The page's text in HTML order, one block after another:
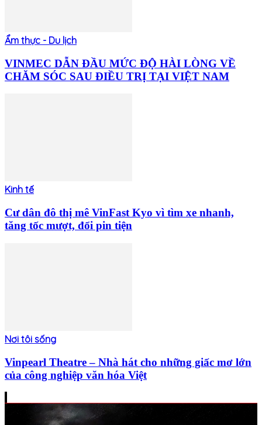
Ẩm thực - Du lịch
VINMEC DẪN ĐẦU MỨC ĐỘ HÀI LÒNG VỀ
CHĂM SÓC SAU ĐIỀU TRỊ TẠI VIỆT NAM
Kinh tế
Cư dân đô thị mê VinFast Kyo vì tìm xe nhanh,
tăng tốc mượt, đổi pin tiện
Nơi tôi sống
Vinpearl Theatre – Nhà hát cho những giấc mơ lớn
của công nghiệp văn hóa Việt